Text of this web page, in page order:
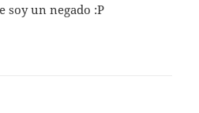
soy un negado :P